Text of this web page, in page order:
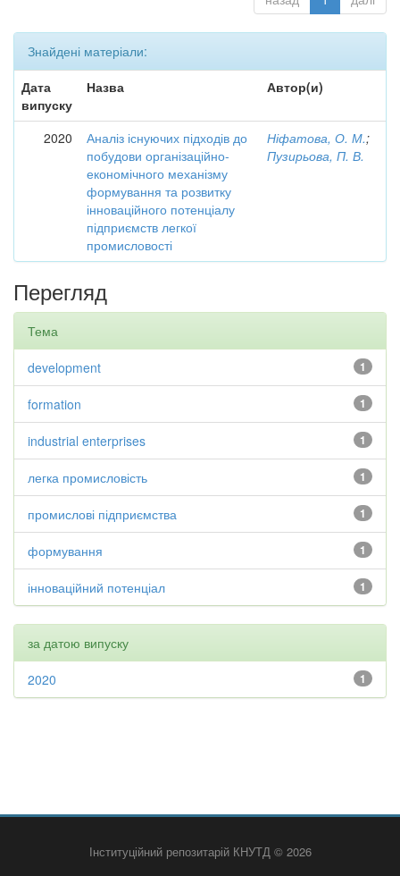
Знайдені матеріали:
Дата
випуску
Назва Автор(и)
2020
Аналіз існуючих підходів до
побудови організаційно-
економічного механізму
формування та розвитку
інноваційного потенціалу
підприємств легкої
промисловості
Ніфатова, О. М.;
Пузирьова, П. В.
Перегляд
Тема
1
development
1
formation
1
industrial enterprises
1
легка промисловість
1
промислові підприємства
1
формування
1
інноваційний потенціал
за датою випуску
1
2020
Інституційний репозитарій КНУТД © 2026